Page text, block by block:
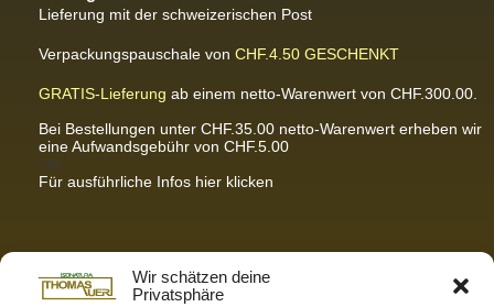
Wir schätzen deine
Privatsphäre
Lieferung mit der schweizerischen Post
Verpackungspauschale von CHF.4.50 GESCHENKT
GRATIS-Lieferung ab einem netto-Warenwert von CHF.300.00.
Bei Bestellungen unter CHF.35.00 netto-Warenwert erheben wir
eine Aufwandsgebühr von CHF.5.00
<br
Für ausführliche Infos hier klicken
Partnerseiten / Empfehlungen